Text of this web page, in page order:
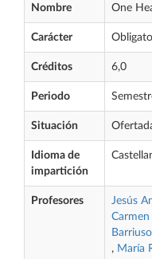
Nombre One
Carácter
Créditos 6,0
Periodo
Situación
Idioma de
impartición
Profesores Jesús
, María